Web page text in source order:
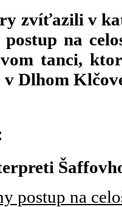
zvíťazili v
na
tanci,
v Dlhom
postup na